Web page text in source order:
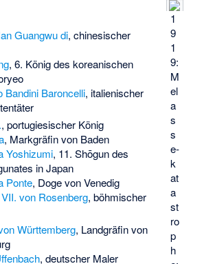
1
9
1
9:
M
el
a
s
s
e­
k
at
a
st
ro
p
h
Guangwu di, chinesischer
, 6. König des koreanischen
Bandini Baroncelli, italienischer
, portugiesischer König
, Markgräfin von Baden
Yoshizumi, 11. Shōgun des
in Japan
Ponte, Doge von Venedig
von Rosenberg, böhmischer
Württemberg, Landgräfin von
, deutscher Maler